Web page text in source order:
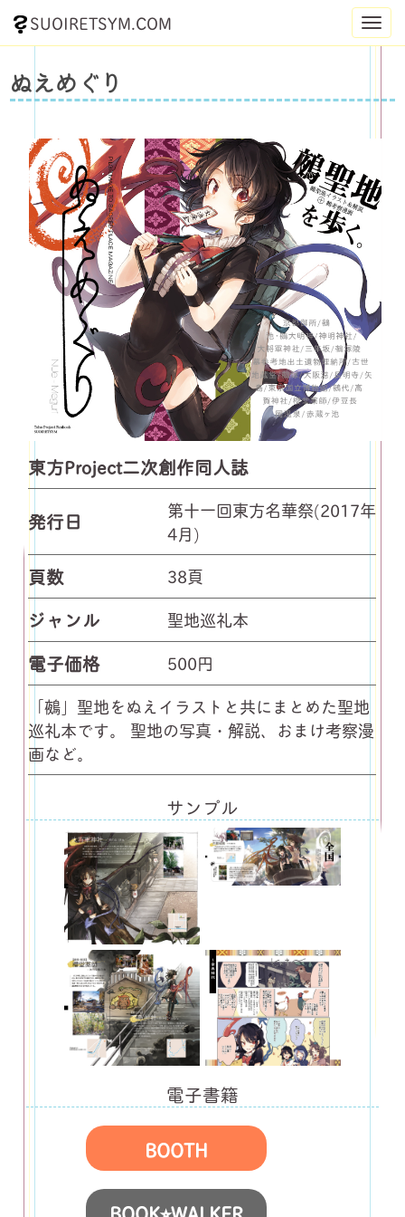
SUOIRETSYM.COM
ぬえめぐり
東方Project二次創作同人誌
発行日
第十一回東方名華祭(2017年
4月)
頁数 38頁
ジャンル 聖地巡礼本
電子価格
500円
「鵺」聖地をぬえイラストと共にまとめた聖地
巡礼本です。 聖地の写真・解説、おまけ考察漫
画など。
サンプル
電子書籍
BOOTH